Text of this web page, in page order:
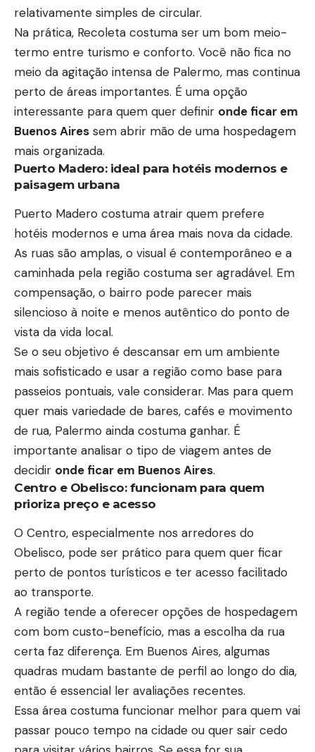
relativamente simples de circular.
Na prática, Recoleta costuma ser um bom meio-
termo entre turismo e conforto. Você não fica no
meio da agitação intensa de Palermo, mas continua
perto de áreas importantes. É uma opção
interessante para quem quer definir onde ficar em
Buenos Aires sem abrir mão de uma hospedagem
mais organizada.
Puerto Madero: ideal para hotéis modernos e
paisagem urbana
Puerto Madero costuma atrair quem prefere
hotéis modernos e uma área mais nova da cidade.
As ruas são amplas, o visual é contemporâneo e a
caminhada pela região costuma ser agradável. Em
compensação, o bairro pode parecer mais
silencioso à noite e menos autêntico do ponto de
vista da vida local.
Se o seu objetivo é descansar em um ambiente
mais sofisticado e usar a região como base para
passeios pontuais, vale considerar. Mas para quem
quer mais variedade de bares, cafés e movimento
de rua, Palermo ainda costuma ganhar. É
importante analisar o tipo de viagem antes de
decidir onde ficar em Buenos Aires.
Centro e Obelisco: funcionam para quem
prioriza preço e acesso
O Centro, especialmente nos arredores do
Obelisco, pode ser prático para quem quer ficar
perto de pontos turísticos e ter acesso facilitado
ao transporte.
A região tende a oferecer opções de hospedagem
com bom custo-benefício, mas a escolha da rua
certa faz diferença. Em Buenos Aires, algumas
quadras mudam bastante de perfil ao longo do dia,
então é essencial ler avaliações recentes.
Essa área costuma funcionar melhor para quem vai
passar pouco tempo na cidade ou quer sair cedo